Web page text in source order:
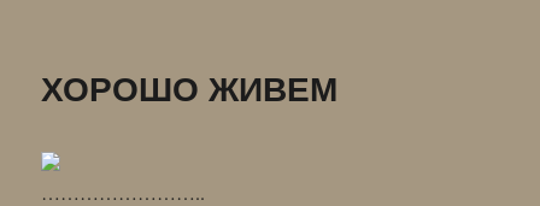
ХОРОШО ЖИВЕМ
……………………..